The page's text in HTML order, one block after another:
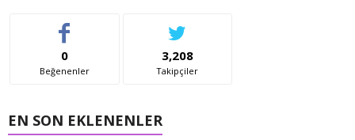
0
Beğenenler
3,208
Takipçiler
EN SON EKLENENLER